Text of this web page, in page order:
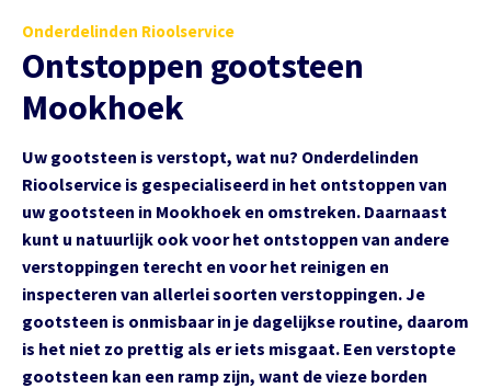
Onderdelinden Rioolservice
Ontstoppen gootsteen
Mookhoek
Uw gootsteen is verstopt, wat nu? Onderdelinden
Rioolservice is gespecialiseerd in het ontstoppen van
uw gootsteen in Mookhoek en omstreken. Daarnaast
kunt u natuurlijk ook voor het ontstoppen van andere
verstoppingen terecht en voor het reinigen en
inspecteren van allerlei soorten verstoppingen. Je
gootsteen is onmisbaar in je dagelijkse routine, daarom
is het niet zo prettig als er iets misgaat. Een verstopte
gootsteen kan een ramp zijn, want de vieze borden